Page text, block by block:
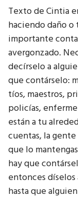
Texto de Cintia
haciendo daño o
importante
avergonzado.
decírselo a
que contárselo:
tíos, maestros,
policías,
están a tu
cuentas, la
que lo
hay que
entonces
hasta que